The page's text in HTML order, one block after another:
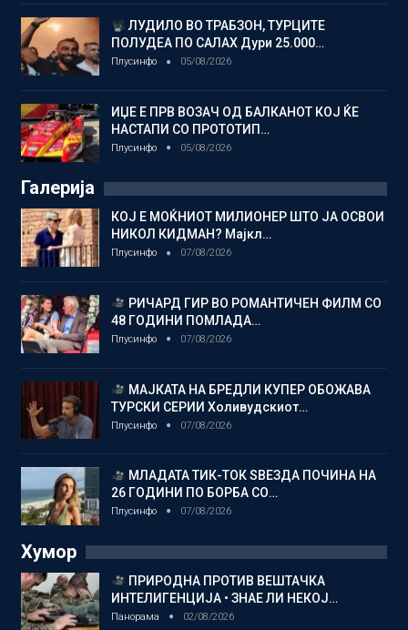
ЛУДИЛО ВО ТРАБЗОН, ТУРЦИТЕ
ПОЛУДЕА ПО САЛАХ Дури 25.000…
Плусинфо 05/08/2026
ИЏЕ Е ПРВ ВОЗАЧ ОД БАЛКАНОТ КОЈ ЌЕ
НАСТАПИ СО ПРОТОТИП…
Плусинфо 05/08/2026
Галерија
КОЈ Е МОЌНИОТ МИЛИОНЕР ШТО ЈА ОСВОИ
НИКОЛ КИДМАН? Мајкл…
Плусинфо 07/08/2026
РИЧАРД ГИР ВО РОМАНТИЧЕН ФИЛМ СО
48 ГОДИНИ ПОМЛАДА…
Плусинфо 07/08/2026
МАЈКАТА НА БРЕДЛИ КУПЕР ОБОЖАВА
ТУРСКИ СЕРИИ Холивудскиот…
Плусинфо 07/08/2026
МЛАДАТА ТИК-ТОК ЅВЕЗДА ПОЧИНА НА
26 ГОДИНИ ПО БОРБА СО…
Плусинфо 07/08/2026
Хумор
ПРИРОДНА ПРОТИВ ВЕШТАЧКА
ИНТЕЛИГЕНЦИЈА • ЗНАЕ ЛИ НЕКОЈ…
Панорама 02/08/2026